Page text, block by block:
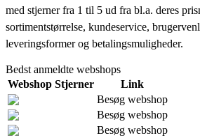
med stjerner fra 1 til 5 ud fra bl.a. deres
sortimentstørrelse, kundeservice,
leveringsformer og betalingsmuligheder.
Bedst anmeldte webshops
Webshop Stjerner
Link
Besøg webshop
Besøg webshop
Besøg webshop